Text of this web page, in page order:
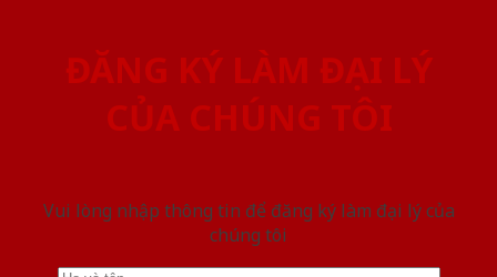
ĐĂNG KÝ LÀM ĐẠI LÝ
CỦA CHÚNG TÔI
Vui lòng nhập thông tin để đăng ký làm đại lý của
chúng tôi